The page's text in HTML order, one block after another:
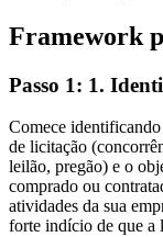
Framework
Passo 1: 1.
Comece
de licitação
leilão, pregão) e o
comprado ou
atividades da sua
forte indício de que a